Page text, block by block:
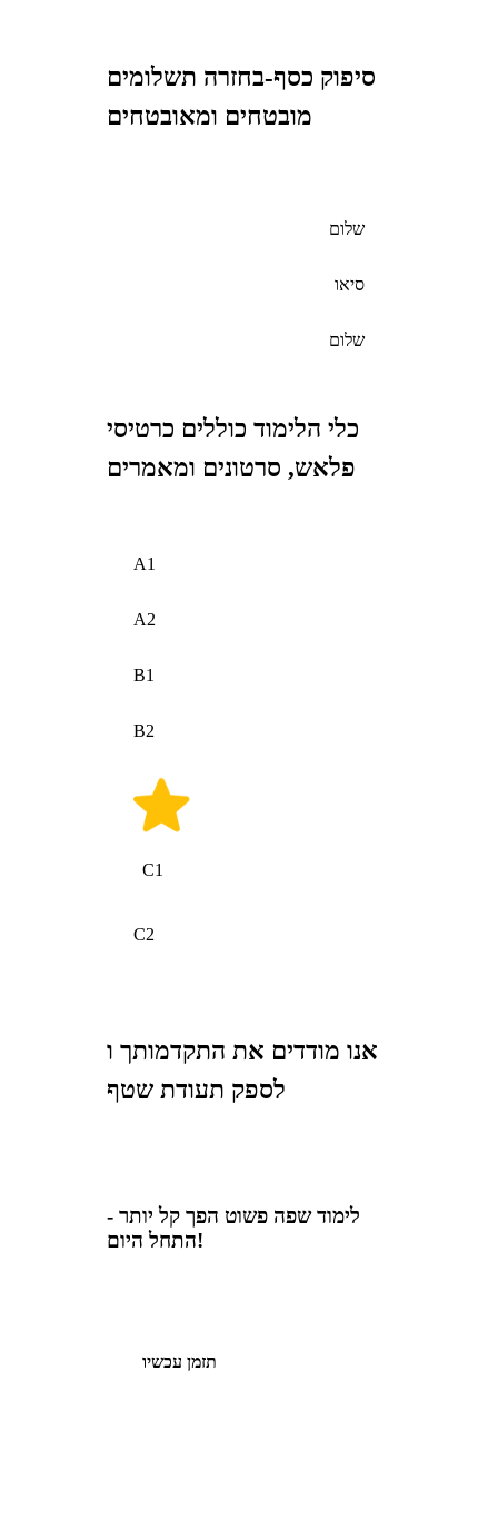
סיפוק כסף-בחזרה תשלומים
מובטחים ומאובטחים
שלום
סיאו
שלום
כלי הלימוד כוללים כרטיסי
פלאש, סרטונים ומאמרים
A1
A2
B1
B2
C1
C2
אנו מודדים את התקדמותך ו
לספק תעודת שטף
לימוד שפה פשוט הפך קל יותר -
התחל היום!
תזמן עכשיו